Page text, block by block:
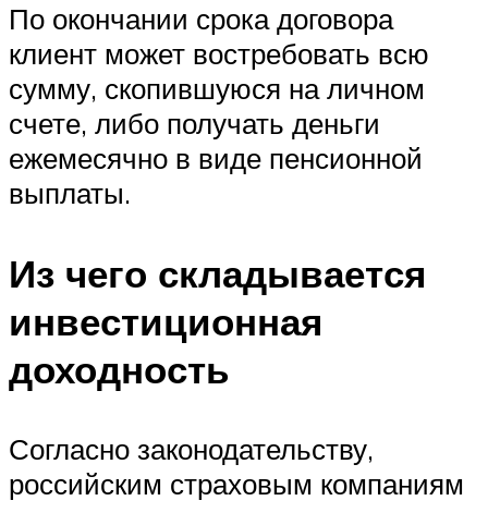
По окончании срока договора
клиент может востребовать всю
сумму, скопившуюся на личном
счете, либо получать деньги
ежемесячно в виде пенсионной
выплаты.
Из чего складывается
инвестиционная
доходность
Согласно законодательству,
российским страховым компаниям